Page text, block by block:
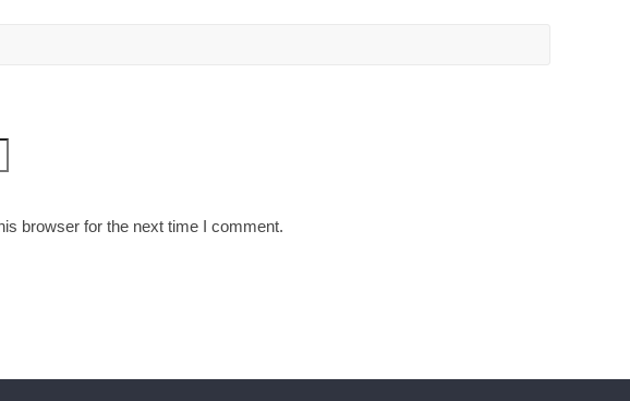
browser for the next time I comment.